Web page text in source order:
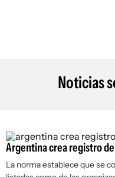
Noticias
Argentina crea registro
La norma establece que se